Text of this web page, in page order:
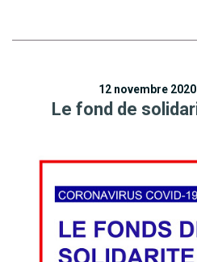
12 novembre 2020
Le fond de